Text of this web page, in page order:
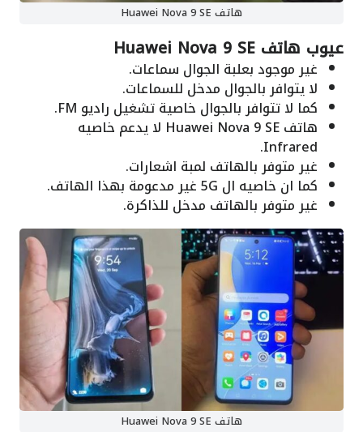
هاتف Huawei Nova 9 SE
عيوب هاتف Huawei Nova 9 SE
غير موجود بعلبة الجوال سماعات.
لا يتوافر بالجوال مدخل للسماعات.
كما لا تتوافر بالجوال خاصية تشغيل راديو FM.
هاتف Huawei Nova 9 SE لا يدعم خاصيه
Infrared.
غير متوفر بالهاتف لمبة اشعارات.
كما ان خاصيه ال 5G غير مدعومة بهذا الهاتف.
غير متوفر بالهاتف مدخل للذاكرة.
هاتف Huawei Nova 9 SE